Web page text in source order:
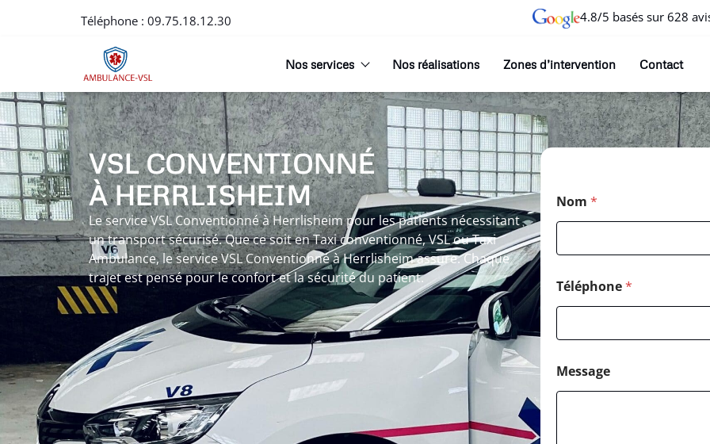
Téléphone : 09.75.18.12.30 4.8/5 basés sur 628
Nos services Nos réalisations Zones d’intervention Contact
VSL CONVENTIONNÉ
À HERRLISHEIM
Le service VSL Conventionné à Herrlisheim pour les patients nécessitant
un transport sécurisé. Que ce soit en Taxi conventionné, VSL ou Taxi
Ambulance, le service VSL Conventionné à Herrlisheim assure. Chaque
trajet est pensé pour le confort et la sécurité du patient.
Nom *
Téléphone*
Message